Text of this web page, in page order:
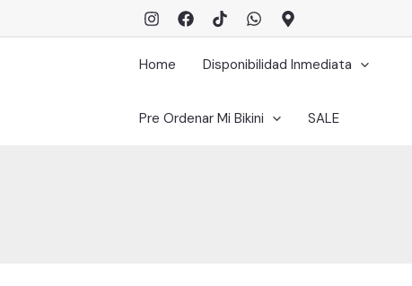
Home Disponibilidad Inmediata
Pre Ordenar Mi Bikini SALE